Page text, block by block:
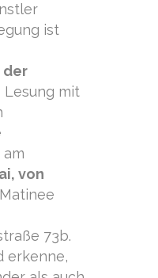
ist
der
Lesung mit
von
73b.
erkenne,